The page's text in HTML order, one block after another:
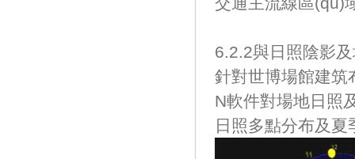
6.2.2與日照陰影
針對世博場館建筑
N軟件對場地日照
日照多點分布及夏